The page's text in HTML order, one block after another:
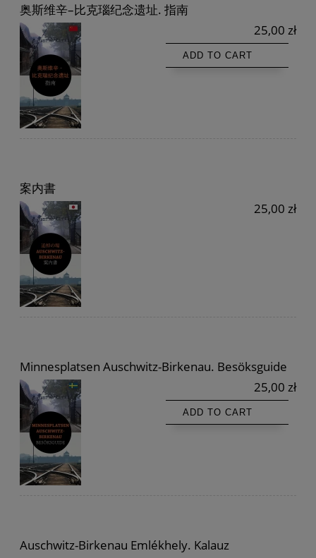
奥斯维辛–比克瑙纪念遗址. 指南
25,00 zł
ADD TO CART
案内書
25,00 zł
Minnesplatsen Auschwitz-Birkenau. Besöksguide
25,00 zł
ADD TO CART
Auschwitz-Birkenau Emlékhely. Kalauz